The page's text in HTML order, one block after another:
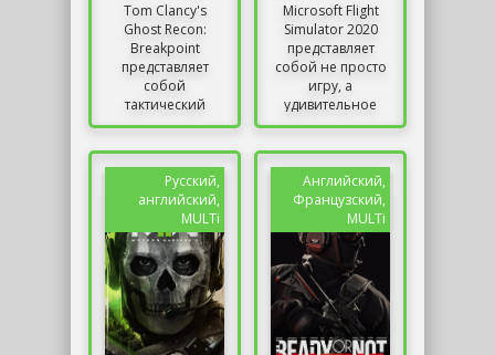
Tom Clancy's
Ghost Recon:
Breakpoint
представляет
собой
тактический
шутер от третьего
продолжением
серии Ghost
Recon:
Wildlands....
Microsoft Flight
Simulator 2020
представляет
собой не просто
игру, а
удивительное
путешествие в
предоставляет
пользователям
Русский,
английский,
MULTi
Английский,
Французский,
MULTi